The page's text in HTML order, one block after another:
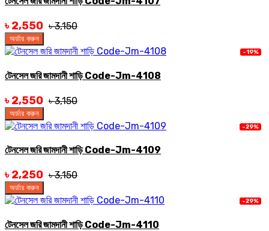
৳ 2,550 ৳ 3,150
অর্ডার করুন
-19%
টেনসেল জরি জামদানী শাড়ি Code-Jm-4108
৳ 2,550 ৳ 3,150
অর্ডার করুন
-29%
টেনসেল জরি জামদানী শাড়ি Code-Jm-4109
৳ 2,250 ৳ 3,150
অর্ডার করুন
-29%
টেনসেল জরি জামদানী শাড়ি Code-Jm-4110